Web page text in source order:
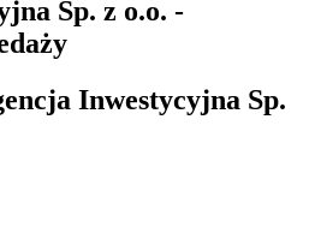
Sp. z o.o. -
Inwestycyjna Sp.